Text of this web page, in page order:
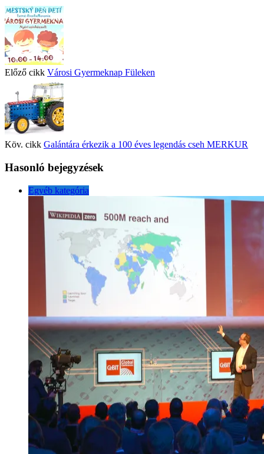
Előző cikk Városi Gyermeknap Füleken
Köv. cikk Galántára érkezik a 100 éves legendás cseh MERKUR
Hasonló bejegyzések
Egyéb kategória